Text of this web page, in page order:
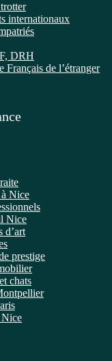
internationaux
DRH
Français de l’étranger
à Nice
Nice
d’art
prestige
chats
Nice